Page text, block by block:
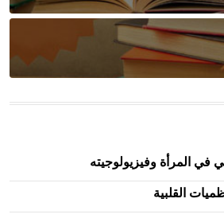
في المرأة وفيزيولوجيته
القلبية